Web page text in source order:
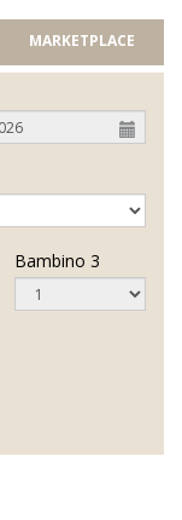
MARKETPLACE
Bambino 3